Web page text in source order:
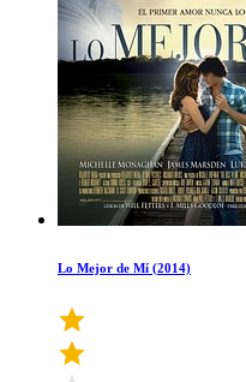
Lo Mejor de Mí (2014)